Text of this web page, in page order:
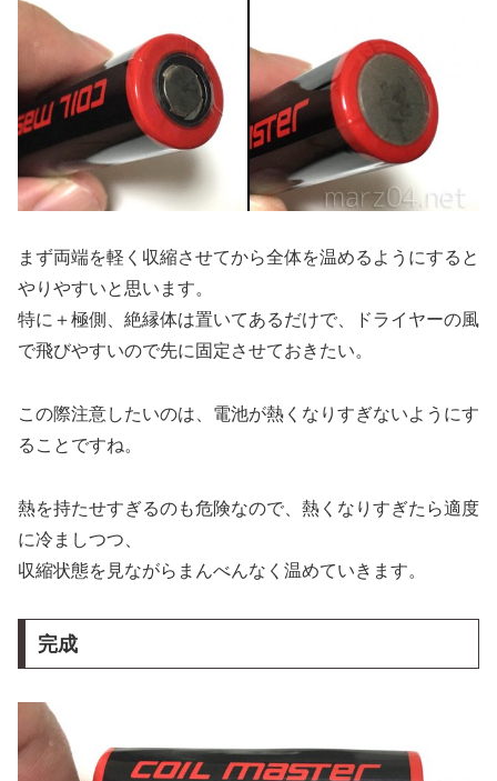
まず両端を軽く収縮させてから全体を温めるようにすると
やりやすいと思います。
特に＋極側、絶縁体は置いてあるだけで、ドライヤーの風
で飛びやすいので先に固定させておきたい。
この際注意したいのは、電池が熱くなりすぎないようにす
ることですね。
熱を持たせすぎるのも危険なので、熱くなりすぎたら適度
に冷ましつつ、
収縮状態を見ながらまんべんなく温めていきます。
完成